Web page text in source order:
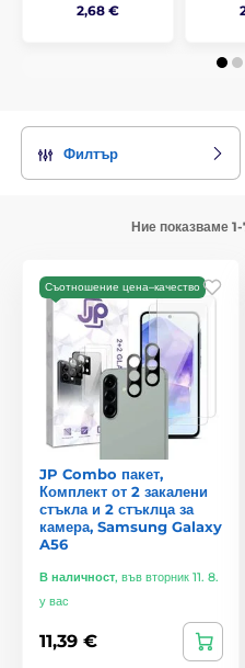
2,68 €
Филтър
Ние показваме
Съотношение цена–качество
JP Combo пакет,
Комплект от 2 закалени
стъкла и 2 стъклца за
камера, Samsung Galaxy
A56
В наличност, във вторник 11. 8.
у вас
11,39 €